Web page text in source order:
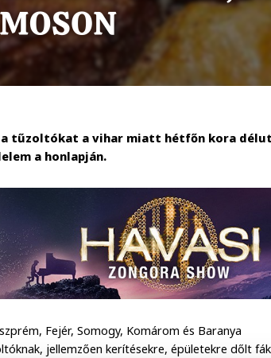
tűzoltókat a vihar miatt hétfőn kora
a honlapján.
Fejér, Somogy, Komárom és Baranya
jellemzően kerítésekre, épületekre dőlt